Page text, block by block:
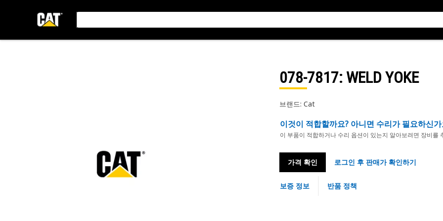
078-7817: WELD YOKE
브랜드: Cat
이것이 적합할까요? 아니면 수리가 필요하신가
이 부품이 적합하거나 수리 옵션이 있는지 알아보려면 장비를
가격 확인 로그인 후 판매가 확인하기
보증 정보 반품 정책